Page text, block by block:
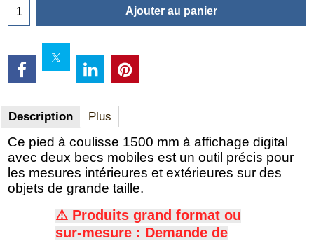
Ajouter au panier
Description Plus
Ce pied à coulisse 1500 mm à affichage digital
avec deux becs mobiles est un outil précis pour
les mesures intérieures et extérieures sur des
objets de grande taille.
⚠ Produits grand format ou
sur-mesure : Demande de